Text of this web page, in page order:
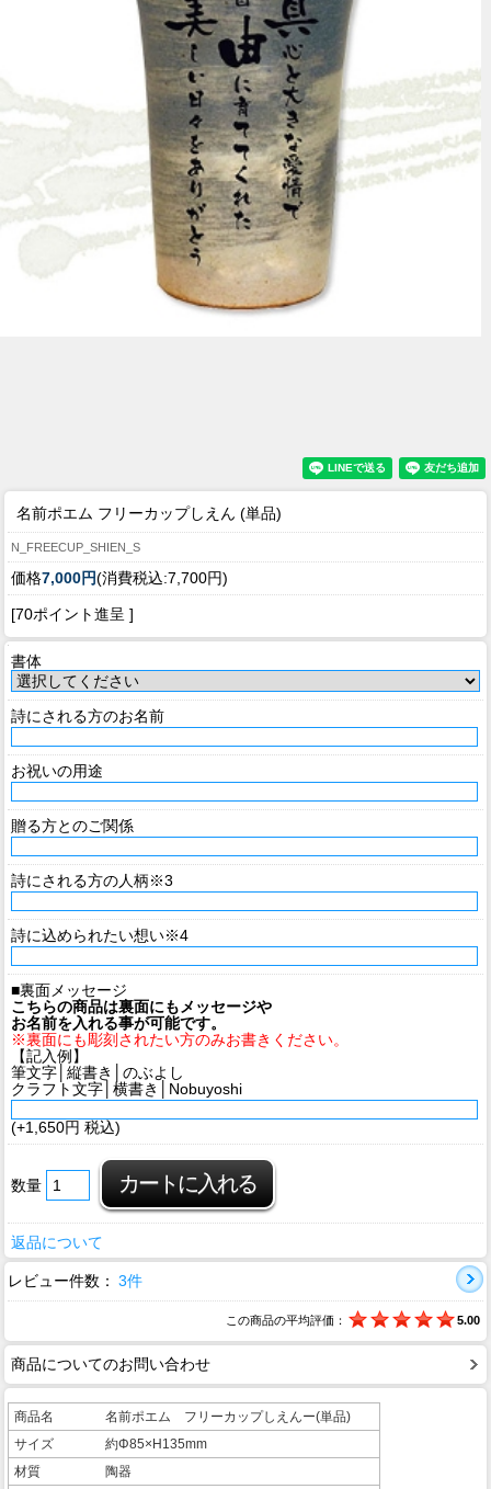
名前ポエム フリーカップしえん (単品)
N_FREECUP_SHIEN_S
価格7,000円(消費税込:7,700円)
[70ポイント進呈 ]
書体
詩にされる方のお名前
お祝いの用途
贈る方とのご関係
詩にされる方の人柄※3
詩に込められたい想い※4
■裏面メッセージ
こちらの商品は裏面にもメッセージや
お名前を入れる事が可能です。
※裏面にも彫刻されたい方のみお書きください。
【記入例】
筆文字│縦書き│のぶよし
クラフト文字│横書き│Nobuyoshi
(+1,650円 税込)
数量
返品について
レビュー件数： 3件
この商品の平均評価： 5.00
商品についてのお問い合わせ
商品名
名前ポエム フリーカップしえんー(単品)
サイズ
約Φ85×H135mm
材質
陶器